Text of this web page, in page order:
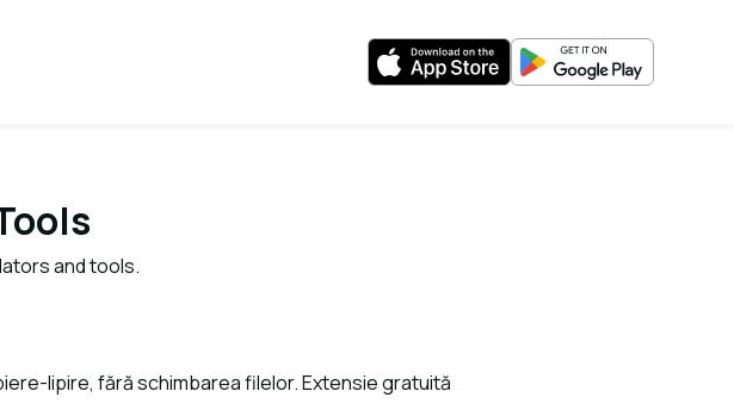
and tools.
lipire, fără schimbarea filelor. Extensie gratuită